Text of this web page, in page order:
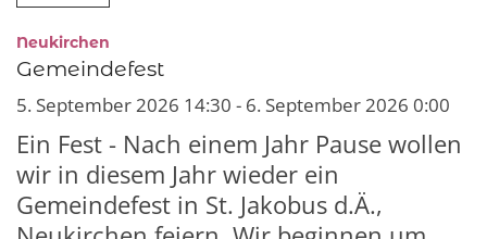
Neukirchen
Gemeindefest
5. September 2026 14:30 - 6. September 2026 0:00
Ein Fest - Nach einem Jahr Pause wollen
wir in diesem Jahr wieder ein
Gemeindefest in St. Jakobus d.Ä.,